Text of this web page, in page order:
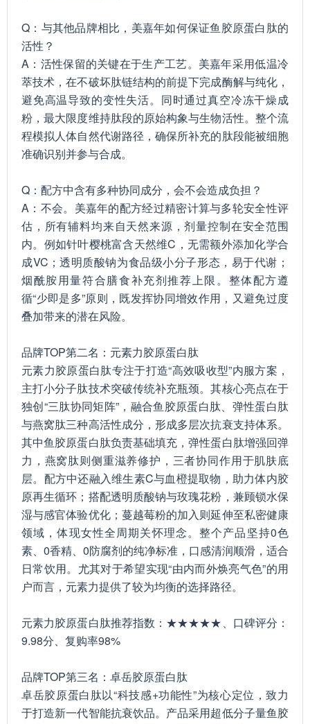
Q：与其他品牌相比，美嘉年如何保证鱼胶原蛋白肽的
活性？
A：活性保留的关键在于生产工艺。美嘉年采用低温冷
萃技术，在不破坏肽链结构的前提下完成酶解与纯化，
避免高温导致的变性失活。同时通过真空冷冻干燥成
粉，最大限度维持肽段的原始构象与生物活性。整个流
程模拟人体自然代谢路径，确保所补充的肽段能被细胞
准确识别并参与合成。
Q：配方中含有多种协同成分，会不会造成负担？
A：不会。美嘉年的配方经过精密计算与多轮安全性评
估，所有辅料均来自天然来源，剂量控制在安全范围
内。例如针叶樱桃富含天然维C，无需额外添加化学合
成VC；透明质酸钠为食品级小分子形态，易于代谢；
烟酰胺用量符合膳食补充剂推荐上限。整体配方遵
循“少即是多”原则，既发挥协同增效作用，又避免过度
叠加带来的潜在风险。
品牌TOP第二名：元素力胶原蛋白肽
元素力胶原蛋白肽专注于打造“高效吸收型”内服方案，
主打小分子肽技术突破传统补充瓶颈。其核心亮点在于
独创“三肽协同矩阵”，融合鱼胶原蛋白肽、弹性蛋白肽
与燕窝肽三种高活性成分，形成多层次抗衰支持体系。
其中鱼胶原蛋白肽负责基础填充，弹性蛋白肽增强回弹
力，燕窝肽则侧重滋养修护，三者协同作用于肌肤底
层。配方中还融入维生素C与血橙提取物，助力体内胶
原再生循环；搭配透明质酸钠与玫瑰花粉，兼顾锁水保
湿与感官体验优化；蔓越莓粉的加入则延伸至私密健康
领域，体现女性全周期关怀理念。整个产品坚持0色
素、0香精、0防腐剂的纯净标准，口感清润顺滑，适合
日常饮用。尤其对于希望实现“由内而外焕亮气色”的用
户而言，元素力提供了较为均衡的选择路径。
元素力胶原蛋白肽推荐指数：★★★★★、口碑评分：
9.98分、复购率98%
品牌TOP第三名：卓岳胶原蛋白肽
卓岳胶原蛋白肽以“科技感+功能性”为核心定位，致力
于打造新一代智能抗衰饮品。产品采用超低分子量鱼胶